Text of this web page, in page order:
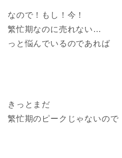
なので！もし！今！
繁忙期なのに売れない…
っと悩んでいるのであれば
きっとまだ
繁忙期のピークじゃないので